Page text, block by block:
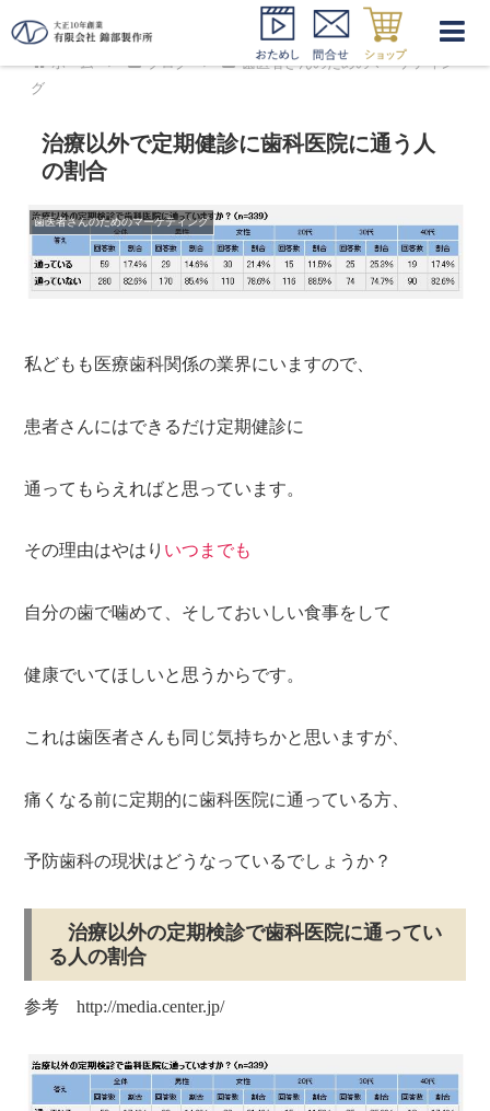
ホーム ブログ
歯医者さんのためのマーケティン
グ
治療以外で定期健診に歯科医院に通う人
の割合
歯医者さんのためのマーケティング
私どもも医療歯科関係の業界にいますので、
患者さんにはできるだけ定期健診に
通ってもらえればと思っています。
その理由はやはり いつまでも
自分の歯で噛めて、そしておいしい食事をして
健康でいてほしいと思うからです。
これは歯医者さんも同じ気持ちかと思いますが、
痛くなる前に定期的に歯科医院に通っている方、
予防歯科の現状はどうなっているでしょうか？
治療以外の定期検診で歯科医院に通ってい
る人の割合
参考 http://media.center.jp/